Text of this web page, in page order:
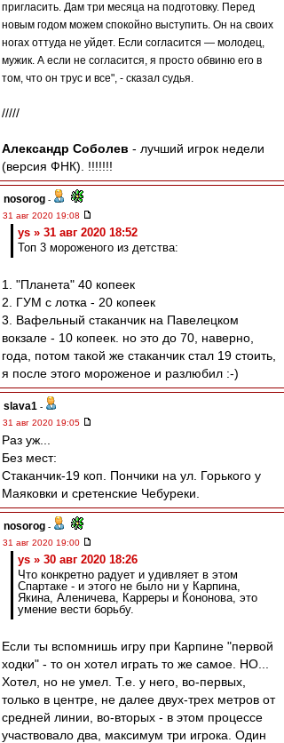
пригласить. Дам три месяца на подготовку. Перед
новым годом можем спокойно выступить. Он на своих
ногах оттуда не уйдет. Если согласится — молодец,
мужик. А если не согласится, я просто обвиню его в
том, что он трус и все", - сказал судья.
/////
Александр Соболев - лучший игрок недели
(версия ФНК). !!!!!!!
nosorog -
31 авг 2020 19:08
ys » 31 авг 2020 18:52
Топ 3 мороженого из детства:
1. "Планета" 40 копеек
2. ГУМ с лотка - 20 копеек
3. Вафельный стаканчик на Павелецком
вокзале - 10 копеек. но это до 70, наверно,
года, потом такой же стаканчик стал 19 стоить,
я после этого мороженое и разлюбил :-)
slava1 -
31 авг 2020 19:05
Раз уж...
Без мест:
Cтаканчик-19 коп. Пончики на ул. Горького у
Маяковки и сретенские Чебуреки.
nosorog -
31 авг 2020 19:00
ys » 30 авг 2020 18:26
Что конкретно радует и удивляет в этом
Спартаке - и этого не было ни у Карпина,
Якина, Аленичева, Карреры и Кононова, это
умение вести борьбу.
Если ты вспомнишь игру при Карпине "первой
ходки" - то он хотел играть то же самое. НО...
Хотел, но не умел. Т.е. у него, во-первых,
только в центре, не далее двух-трех метров от
средней линии, во-вторых - в этом процессе
участвовало два, максимум три игрока. Один